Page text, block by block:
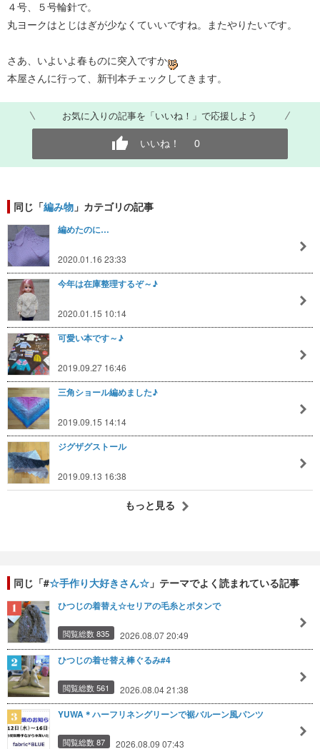
４号、５号輪針で。
丸ヨークはとじはぎが少なくていいですね。またやりたいです。
さあ、いよいよ春ものに突入ですか
本屋さんに行って、新刊本チェックしてきます。
お気に入りの記事を「いいね！」で応援しよう
いいね！ 0
同じ「編み物 」カテゴリの記事
編めたのに…
2020.01.16 23:33
今年は在庫整理するぞ～♪
2020.01.15 10:14
可愛い本です～♪
2019.09.27 16:46
三角ショール編めました♪
2019.09.15 14:14
ジグザグストール
2019.09.13 16:38
もっと見る
同じ「#☆手作り大好きさん☆ 」テーマでよく読まれている記事
ひつじの着替え☆セリアの毛糸とボタンで
閲覧総数 835 2026.08.07 20:49
ひつじの着せ替え棒ぐるみ#4
閲覧総数 561 2026.08.04 21:38
YUWA＊ハーフリネングリーンで裾バルーン風パンツ
閲覧総数 87 2026.08.09 07:43